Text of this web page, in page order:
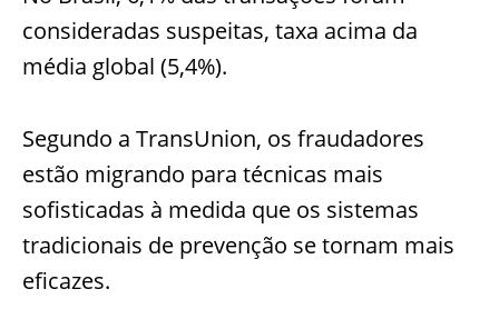
consideradas suspeitas, taxa acima da
média global (5,4%).
Segundo a TransUnion, os fraudadores
estão migrando para técnicas mais
sofisticadas à medida que os sistemas
tradicionais de prevenção se tornam mais
eficazes.